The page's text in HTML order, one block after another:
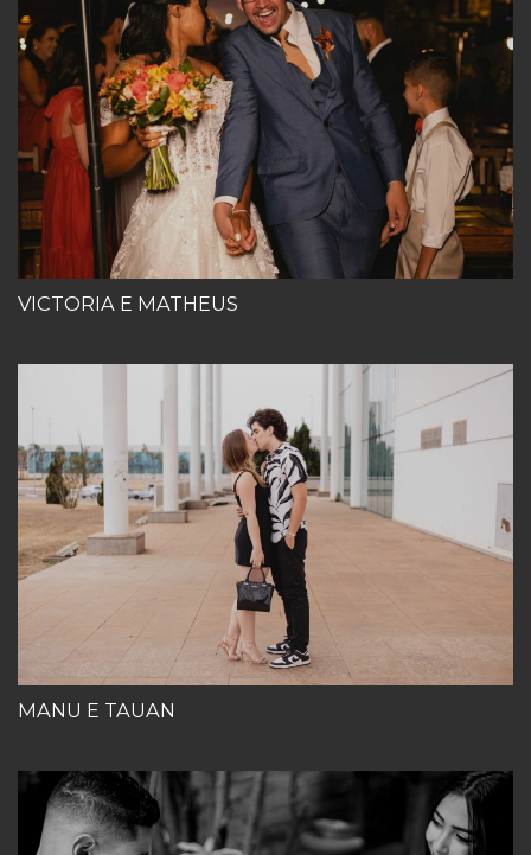
VICTORIA E MATHEUS
MANU E TAUAN